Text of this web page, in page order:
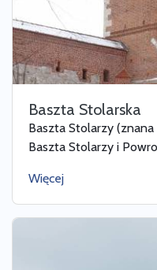
Baszta Stolarska
Baszta Stolarzy
Baszta Stolarzy i
Więcej